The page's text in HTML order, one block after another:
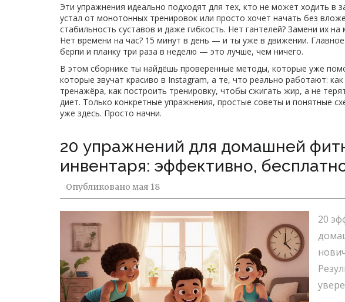
Эти упражнения идеально подходят для тех, кто не может ходить в
устал от монотонных тренировок или просто хочет начать без
стабильность суставов и даже гибкость. Нет гантелей? Замени их
Нет времени на час? 15 минут в день — и ты уже в движении.
берпи и планку три раза в неделю — это лучше, чем ничего.
В этом сборнике ты найдёшь проверенные методы, которые уже
которые звучат красиво в Instagram, а те, что реально работают:
тренажёра, как построить тренировку, чтобы сжигать жир, а не
диет. Только конкретные упражнения, простые советы и понятные
уже здесь. Просто начни.
20 упражнений для домашней
инвентаря: эффективно,
Опубликовано мая 18
20